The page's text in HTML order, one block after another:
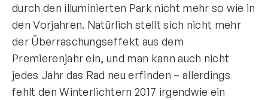
durch den illuminierten Park nicht mehr so wie in
den Vorjahren. Natürlich stellt sich nicht mehr
der Überraschungseffekt aus dem
Premierenjahr ein, und man kann auch nicht
jedes Jahr das Rad neu erfinden – allerdings
fehlt den Winterlichtern 2017 irgendwie ein